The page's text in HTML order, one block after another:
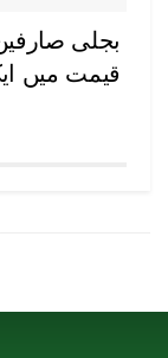
بجلی
قیمت میں ایک